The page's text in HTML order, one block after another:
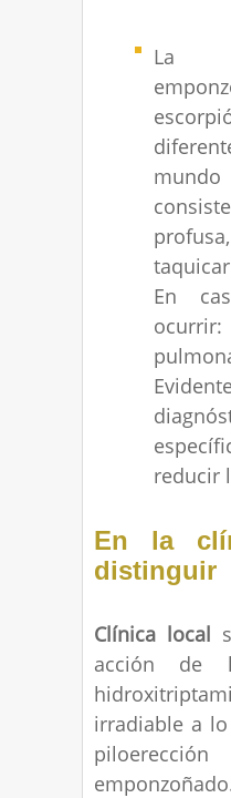
La
En
reducir
En la
distinguir
Clínica local
acción de
irradiable a